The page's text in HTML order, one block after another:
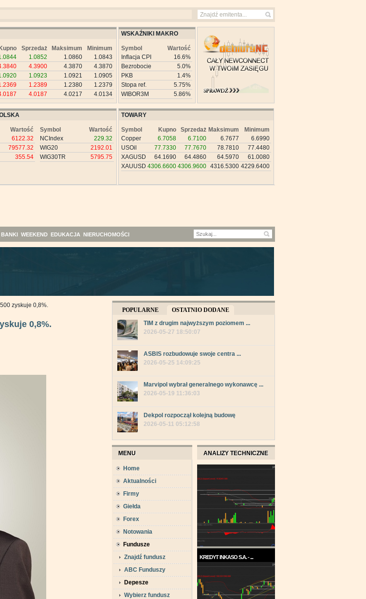
Kupno Sprzedaż Maksimum
Minimum
1.0852 1.0860
1.0843
4.3900 4.3870
4.3870
1.0923 1.0921
1.0905
1.2389 1.2380
1.2379
4.0187 4.0217 4.0134
WSKAŹNIKI MAKRO
Symbol
Wartość
Inflacja CPI
16.6%
Bezrobocie
5.0%
PKB
1.4%
Stopa ref.
5.75%
WIBOR3M
5.86%
Wartość
6122.32
79577.32
355.54
Symbol
Wartość
NCIndex
229.32
WIG20
2192.01
WIG30TR
5795.75
TOWARY
Symbol Kupno Sprzedaż Maksimum
Minimum
Copper
6.7058 6.7100 6.7677
6.6990
USOil
77.7330 77.7670 78.7810
77.4480
XAGUSD
64.1690 64.4860 64.5970
61.0080
XAUUSD 4306.6600 4306.9600 4316.5300 4229.6400
BANKI WEEKEND EDUKACJA NIERUCHOMOŚCI
zyskuje 0,8%.
0,8%.
POPULARNE
OSTATNIO DODANE
TIM z drugim najwyższym poziomem ...
2026-05-27 18:50:07
ASBIS rozbudowuje swoje centra ...
2026-05-25 14:09:25
Marvipol wybrał generalnego wykonawcę ...
2026-05-19 11:36:03
Dekpol rozpoczął kolejną budowę
2026-05-11 05:12:58
MENU
Home
Aktualności
Firmy
Giełda
Forex
Notowania
Fundusze
Znajdź fundusz
ABC Funduszy
Depesze
Wybierz fundusz
ANALIZY TECHNICZNE
KREDYT INKASO S.A. - ...
każdym razie w ...